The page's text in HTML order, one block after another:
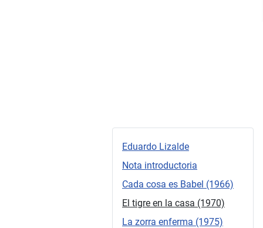
Eduardo Lizalde
Nota introductoria
Cada cosa es Babel (1966)
El tigre en la casa (1970)
La zorra enferma (1975)